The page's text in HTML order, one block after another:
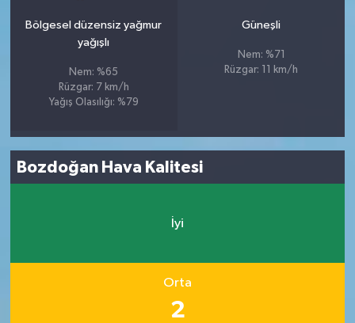
Bölgesel düzensiz yağmur
yağışlı
Nem: %65
Rüzgar: 7 km/h
Yağış Olasılığı: %79
Güneşli
Nem: %71
Rüzgar: 11 km/h
Bozdoğan Hava Kalitesi
İyi
Orta
2